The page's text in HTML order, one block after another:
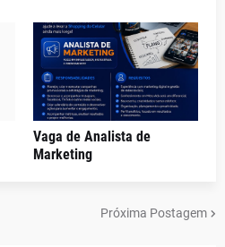
Vaga de Analista de
Marketing
Próxima Postagem